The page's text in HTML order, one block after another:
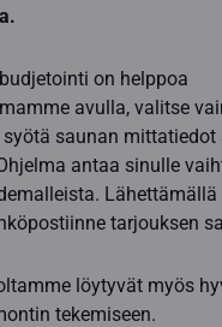
on helppoa
avulla, valitse
saunan mittatiedot
antaa sinulle
tarjouksen
löytyvät myös
tekemiseen.